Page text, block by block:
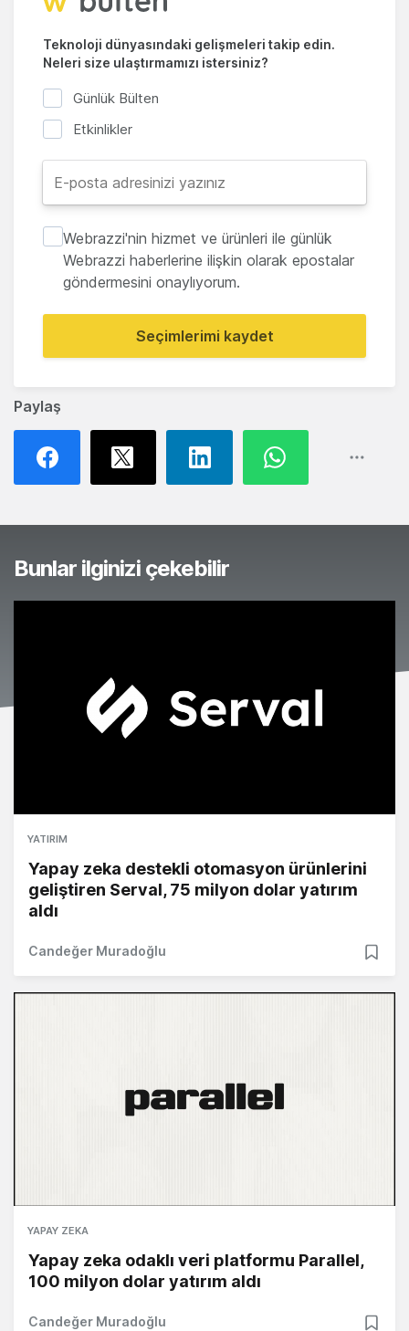
Paylaş
Teknoloji dünyasındaki gelişmeleri takip edin.
Neleri size ulaştırmamızı istersiniz?
Günlük Bülten
Etkinlikler
Webrazzi'nin hizmet ve ürünleri ile günlük
Webrazzi haberlerine ilişkin olarak epostalar
göndermesini onaylıyorum.
Seçimlerimi kaydet
Bunlar ilginizi çekebilir
YATIRIM
Yapay zeka destekli otomasyon ürünlerini
geliştiren Serval, 75 milyon dolar yatırım
aldı
Candeğer Muradoğlu
YAPAY ZEKA
Yapay zeka odaklı veri platformu Parallel,
100 milyon dolar yatırım aldı
Candeğer Muradoğlu